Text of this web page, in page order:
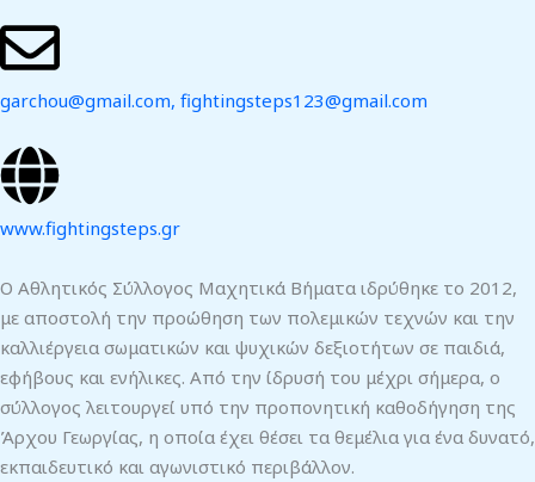
garchou@gmail.com, fightingsteps123@gmail.com
www.fightingsteps.gr
Ο Αθλητικός Σύλλογος Μαχητικά Βήματα ιδρύθηκε το 2012,
με αποστολή την προώθηση των πολεμικών τεχνών και την
καλλιέργεια σωματικών και ψυχικών δεξιοτήτων σε παιδιά,
εφήβους και ενήλικες. Από την ίδρυσή του μέχρι σήμερα, ο
σύλλογος λειτουργεί υπό την προπονητική καθοδήγηση της
Άρχου Γεωργίας, η οποία έχει θέσει τα θεμέλια για ένα δυνατό,
εκπαιδευτικό και αγωνιστικό περιβάλλον.